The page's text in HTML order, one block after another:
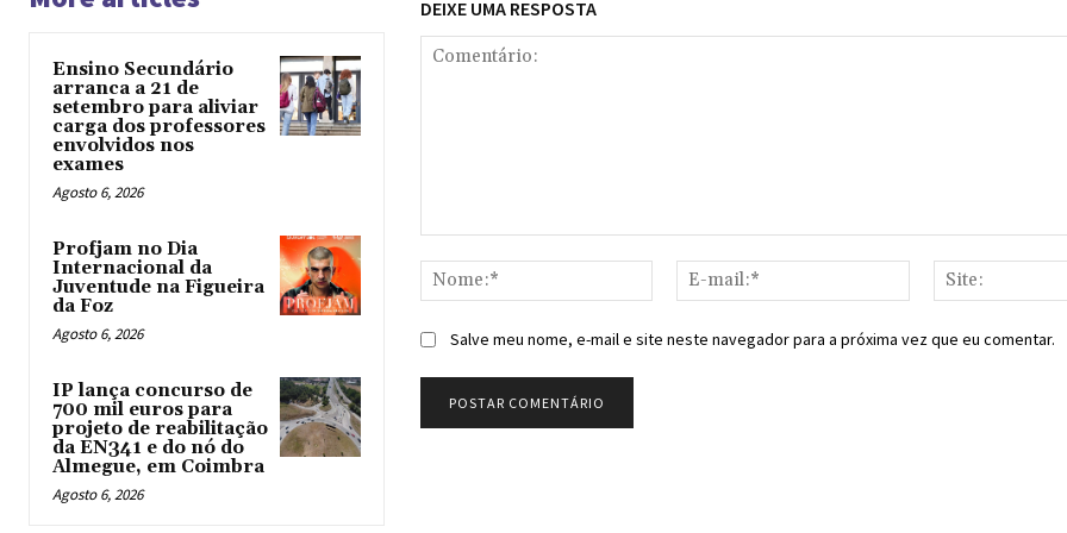
Ensino Secundário
arranca a 21 de
setembro para aliviar
carga dos professores
envolvidos nos
exames
Agosto 6, 2026
Profjam no Dia
Internacional da
Juventude na Figueira
da Foz
Agosto 6, 2026
IP lança concurso de
700 mil euros para
projeto de reabilitação
da EN341 e do nó do
Almegue, em Coimbra
Agosto 6, 2026
DEIXE UMA RESPOSTA
Nome:*
mail:*
Salve meu nome, e-mail e site neste navegador para a próxima vez que eu comentar.